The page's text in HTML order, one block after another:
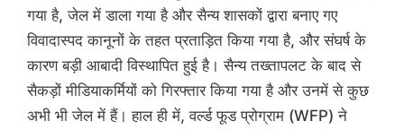
गया है, जेल में डाला गया है और सैन्य शासकों द्वारा बनाए गए
विवादास्पद कानूनों के तहत प्रताड़ित किया गया है, और संघर्ष के
कारण बड़ी आबादी विस्थापित हुई है। सैन्य तख्तापलट के बाद से
सैकड़ों मीडियाकर्मियों को गिरफ्तार किया गया है और उनमें से कुछ
अभी भी जेल में हैं। हाल ही में, वर्ल्ड फूड प्रोग्राम (WFP) ने